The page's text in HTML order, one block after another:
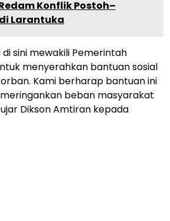
Konflik Postoh–
Larantuka
sini mewakili Pemerintah
menyerahkan bantuan sosial
Kami berharap bantuan ini
beban masyarakat
Dikson Amtiran kepada